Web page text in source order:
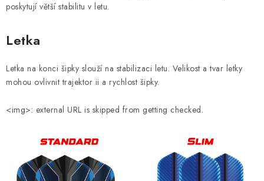
poskytují větší stabilitu v letu.
Letka
Letka na konci šipky slouží na stabilizaci letu. Velikost a tvar letky
mohou ovlivnit trajektor ii a rychlost šipky.
<img>: external URL is skipped from getting checked.